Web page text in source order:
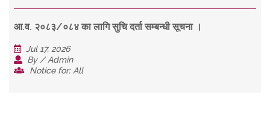
आ.व. २०८३/०८४ का लागि सुचि दर्ता सम्बन्धी सूचना ।
Jul 17, 2026
By / Admin
Notice for: All